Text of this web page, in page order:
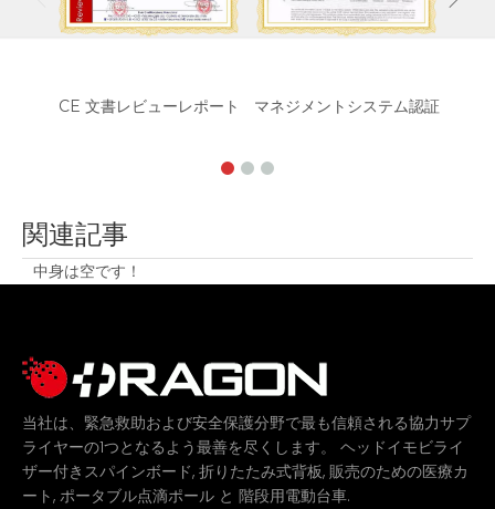
マネジメントシステム認証
関連記事
中身は空です！
当社は、緊急救助および安全保護分野で最も信頼される協力サプ
ライヤーの1つとなるよう最善を尽くします。 ヘッドイモビライ
ザー付きスパインボード, 折りたたみ式背板, 販売のための医療カ
ート, ポータブル点滴ポール と 階段用電動台車.